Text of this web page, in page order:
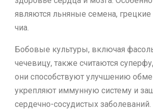
являются льняные семена,
чиа.
Бобовые культуры, включая
чечевицу, также считаются
они способствуют улучшению
укрепляют иммунную систему и
сердечно-сосудистых